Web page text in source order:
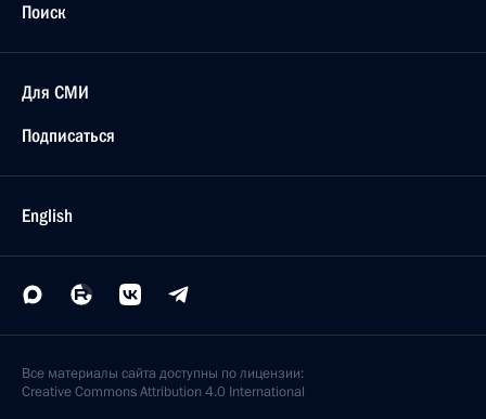
Поиск
Для СМИ
Подписаться
English
Все материалы сайта доступны по лицензии:
Creative Commons Attribution 4.0 International